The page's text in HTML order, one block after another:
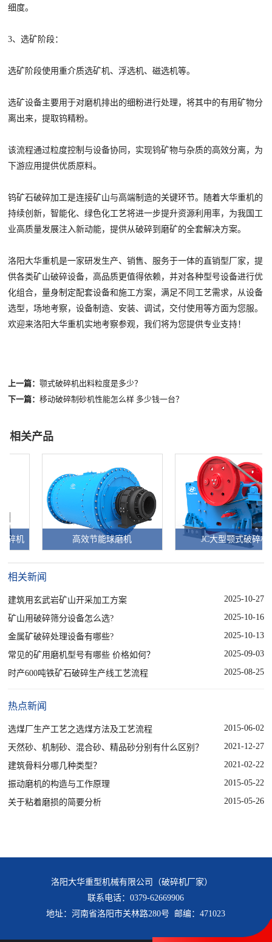
细度。
3、选矿阶段：
选矿阶段使用重介质选矿机、浮选机、磁选机等。
选矿设备主要用于对磨机排出的细粉进行处理，将其中的有用矿物分
离出来，提取钨精粉。
该流程通过粒度控制与设备协同，实现钨矿物与杂质的高效分离，为
下游应用提供优质原料。
钨矿石破碎加工是连接矿山与高端制造的关键环节。随着大华重机的
持续创新，智能化、绿色化工艺将进一步提升资源利用率，为我国工
业高质量发展注入新动能，提供从破碎到磨矿的全套解决方案。
洛阳大华重机是一家研发生产、销售、服务于一体的直销型厂家，提
供各类矿山破碎设备，高品质更值得依赖，并对各种型号设备进行优
化组合，量身制定配套设备和施工方案，满足不同工艺需求，从设备
选型，场地考察，设备制造、安装、调试，交付使用等方面为您服。
欢迎来洛阳大华重机实地考察参观，我们将为您提供专业支持！
上一篇：颚式破碎机出料粒度是多少？
下一篇：移动破碎制砂机性能怎么样 多少钱一台？
相关产品
高效节能球磨机 JC大型颚式破碎机
相关新闻
2025-10-27
建筑用玄武岩矿山开采加工方案
2025-10-16
矿山用破碎筛分设备怎么选?
2025-10-13
金属矿破碎处理设备有哪些?
2025-09-03
常见的矿用磨机型号有哪些 价格如何？
2025-08-25
时产600吨铁矿石破碎生产线工艺流程
热点新闻
2015-06-02
选煤厂生产工艺之选煤方法及工艺流程
2021-12-27
天然砂、机制砂、混合砂、精品砂分别有什么区别？
2021-02-22
建筑骨料分哪几种类型？
2015-05-22
振动磨机的构造与工作原理
2015-05-26
关于粘着磨损的简要分析
洛阳大华重型机械有限公司（破碎机厂家）
联系电话：0379-62669906
地址：河南省洛阳市关林路280号 邮编：471023